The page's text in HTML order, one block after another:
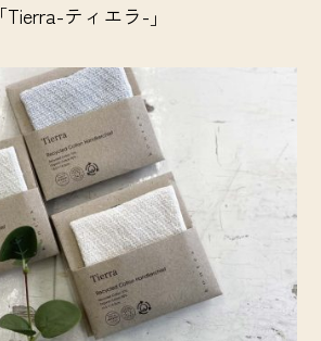
「Tierra-ティエラ-」